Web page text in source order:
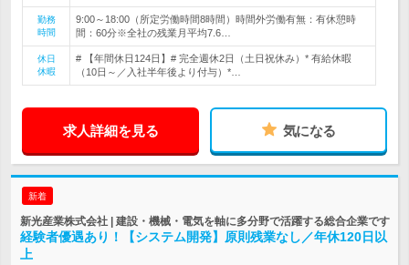
勤務
時間
9:00～18:00（所定労働時間8時間）時間外労働有無：有休憩時
間：60分※全社の残業月平均7.6…
休日
休暇
# 【年間休日124日】# 完全週休2日（土日祝休み）* 有給休暇
（10日～／入社半年後より付与）*…
求人詳細を見る 気になる
新着
新光産業株式会社 | 建設・機械・電気を軸に多分野で活躍する総合企業です
経験者優遇あり！【システム開発】原則残業なし／年休120日以
上